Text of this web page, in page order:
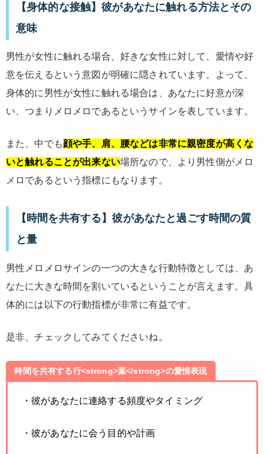
【身体的な接触】彼があなたに触れる方法とその
意味
男性が女性に触れる場合、好きな女性に対して、愛情や好
意を伝えるという意図が明確に隠されています。よって、
身体的に男性が女性に触れる場合は、あなたに好意が深
い、つまりメロメロであるというサインを表しています。
また、中でも顔や手、肩、腰などは非常に親密度が高くな
いと触れることが出来ない場所なので、より男性側がメロ
メロであるという指標にもなります。
【時間を共有する】彼があなたと過ごす時間の質
と量
男性メロメロサインの一つの大きな行動特徴としては、あ
なたに大きな時間を割いているということが言えます。具
体的には以下の行動指標が非常に有益です。
是非、チェックしてみてくださいね。
時間を共有する行<strong>葉</strong>の愛情表現
・彼があなたに連絡する頻度やタイミング
・彼があなたに会う目的や計画